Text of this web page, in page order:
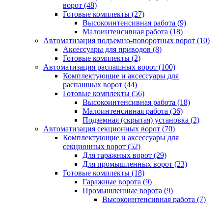
ворот (48)
Готовые комплекты (27)
Высокоинтенсивная работа (9)
Малоинтенсивная работа (18)
Автоматизация подъемно-поворотных ворот (10)
Аксессуары для приводов (8)
Готовые комплекты (2)
Автоматизация распашных ворот (100)
Комплектующие и аксессуары для
распашных ворот (44)
Готовые комплекты (56)
Высокоинтенсивная работа (18)
Малоинтенсивная работа (36)
Подземная (скрытая) установка (2)
Автоматизация секционных ворот (70)
Комплектующие и аксессуары для
секционных ворот (52)
Для гаражных ворот (29)
Для промышленных ворот (23)
Готовые комплекты (18)
Гаражные ворота (9)
Промышленные ворота (9)
Высокоинтенсивная работа (7)